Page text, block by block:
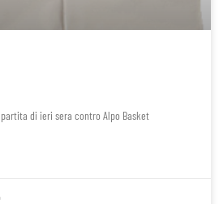
di ieri sera contro Alpo Basket